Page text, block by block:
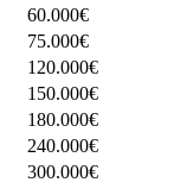
60.000€
75.000€
120.000€
150.000€
180.000€
240.000€
300.000€